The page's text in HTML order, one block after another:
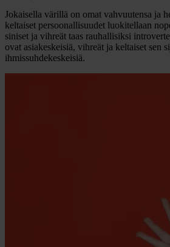
Jokaisella värillä on omat vahvuutensa ja
keltaiset persoonallisuudet luokitellaan
siniset ja vihreät taas rauhallisiksi
ovat asiakeskeisiä, vihreät ja keltaiset sen
ihmissuhdekeskeisiä.